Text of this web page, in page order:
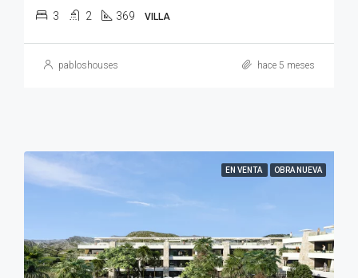
3 2 369 VILLA
pabloshouses hace 5 meses
EN VENTA OBRA NUEVA